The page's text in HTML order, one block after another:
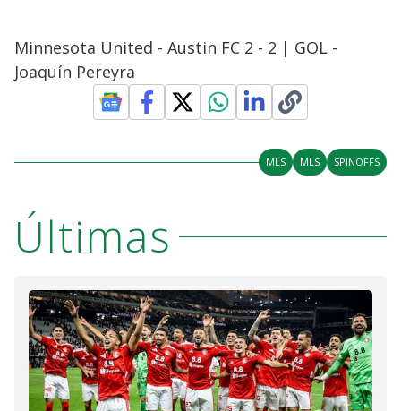
Minnesota United - Austin FC 2 - 2 | GOL -
Joaquín Pereyra
MLS MLS SPINOFFS
Últimas